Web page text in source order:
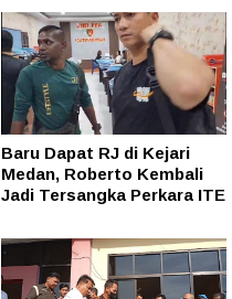
Baru Dapat RJ di Kejari
Medan, Roberto Kembali
Jadi Tersangka Perkara ITE